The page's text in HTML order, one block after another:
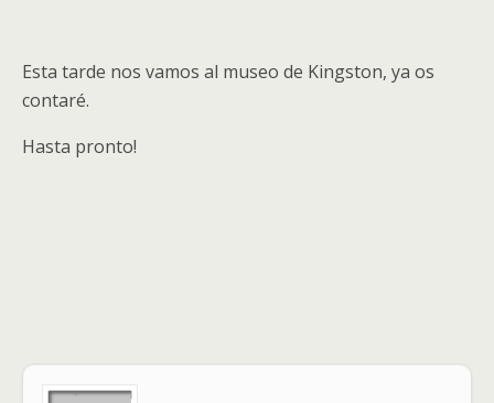
Esta tarde nos vamos al museo de Kingston, ya os
contaré.
Hasta pronto!